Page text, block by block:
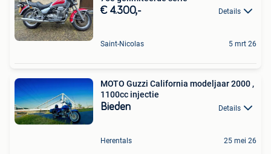
€ 4.300,- Details
Saint-Nicolas 5 mrt 26
MOTO Guzzi California modeljaar 2000 ,
1100cc injectie
Bieden Details
Herentals 25 mei 26